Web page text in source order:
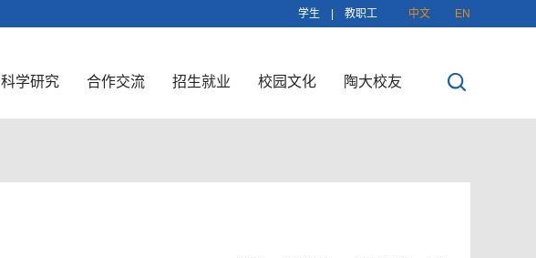
学生 教职工 中文 EN
科学研究 合作交流 招生就业 校园文化 陶大校友